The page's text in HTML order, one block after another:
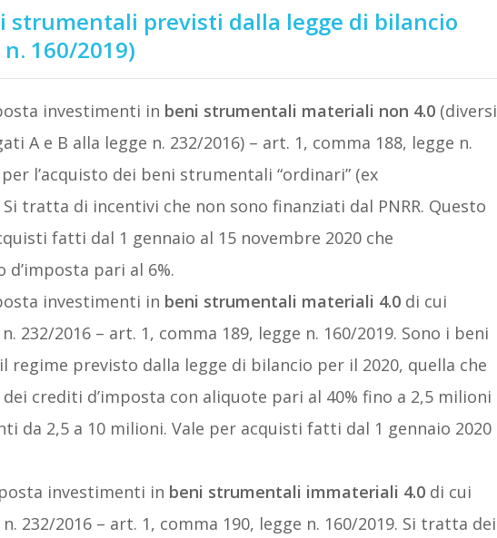
strumentali previsti dalla legge di bilancio
160/2019)
investimenti in beni strumentali materiali non 4.0(diversi
A e B alla legge n. 232/2016) – art. 1, comma 188, legge n.
l’acquisto dei beni strumentali “ordinari” (ex
tratta di incentivi che non sono finanziati dal PNRR. Questo
fatti dal 1 gennaio al 15 novembre 2020 che
pari al 6%.
investimenti in beni strumentali materiali 4.0di cui
232/2016 – art. 1, comma 189, legge n. 160/2019. Sono i beni
regime previsto dalla legge di bilancio per il 2020, quella che
crediti d’imposta con aliquote pari al 40% fino a 2,5 milioni
da 2,5 a 10 milioni. Vale per acquisti fatti dal 1 gennaio 2020
investimenti in beni strumentali immateriali 4.0di cui
232/2016 – art. 1, comma 190, legge n. 160/2019. Si tratta dei